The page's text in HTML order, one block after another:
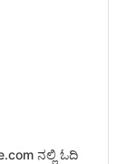
ನಲ್ಲಿ ಓದಿ